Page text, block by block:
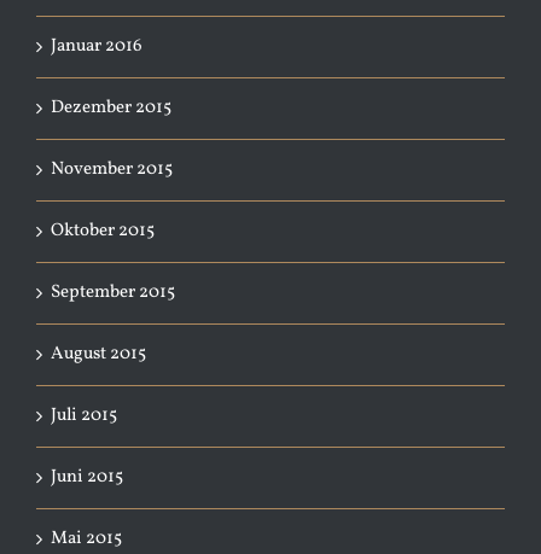
Januar 2016
Dezember 2015
November 2015
Oktober 2015
September 2015
August 2015
Juli 2015
Juni 2015
Mai 2015